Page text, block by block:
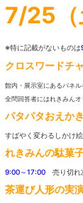
7/25（
※特に記載がないものは
クロスワードチ
館内・展示室にあるパネ
全問回答者にはれきみん
パタパタおえかき
すばやく変わるしかけ
れきみんの駄菓
9:00～17:00 売り切れ
茶運び人形の実